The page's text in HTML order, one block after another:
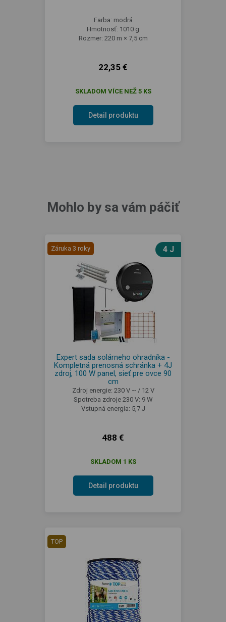
Farba: modrá
Hmotnosť: 1010 g
Rozmer: 220 m × 7,5 cm
22,35 €
SKLADOM VÍCE NEŽ 5 KS
Detail produktu
Mohlo by sa vám páčiť
Záruka 3 roky 4 J
Expert sada solárneho ohradníka -
Kompletná prenosná schránka + 4J
zdroj, 100 W panel, sieť pre ovce 90
cm
Zdroj energie: 230 V ~ / 12 V
Spotreba zdroje 230 V: 9 W
Vstupná energia: 5,7 J
488 €
SKLADOM 1 KS
Detail produktu
TOP